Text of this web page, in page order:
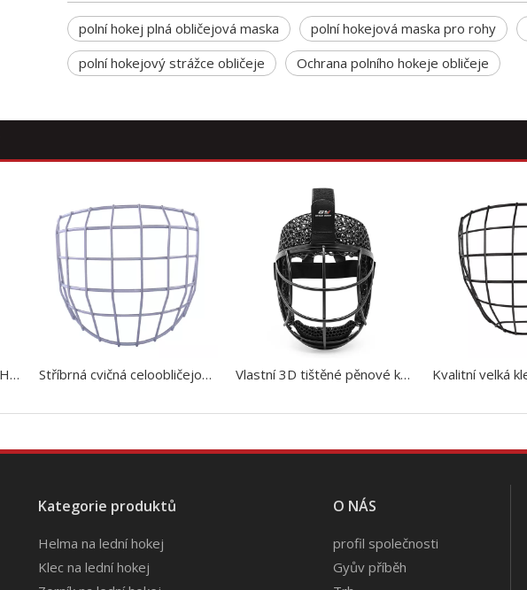
polní hokej plná obličejová maska polní hokejová maska ​​pro rohy
polní hokejový strážce obličeje
Ochrana polního hokeje obličeje
Cat-Eye Black Metal Field Hockey Penalty Corner Defense Player Mask Stříbrná cvičná celoobličejová ochranná klec na lední hokejovou přilbu Vlastní 3D tištěné pěnové kovové pole Hokej Defenzivní rohová maska
Kategorie produktů
Helma na lední hokej
Klec na lední hokej
O NÁS
profil společnosti
Gyův příběh